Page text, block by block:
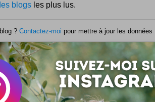
blogs les plus lus.
? Contactez-moi pour mettre à jour les données
une chaise pour chaque lettre de